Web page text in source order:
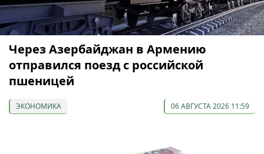
Через Азербайджан в Армению
отправился поезд с российской
пшеницей
ЭКОНОМИКА 06 АВГУСТА 2026 11:59